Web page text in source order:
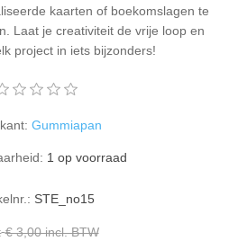
kaarten of boekomslagen te
Laat je creativiteit de vrije loop en
project in iets bijzonders!
Gummiapan
1 op voorraad
STE_no15
€ 3,00 incl. BTW